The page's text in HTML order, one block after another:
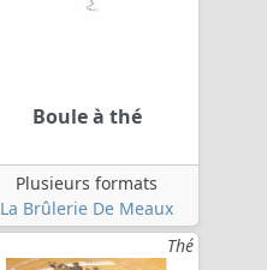
Boule à thé
Plusieurs formats
La Brûlerie De Meaux
Thé